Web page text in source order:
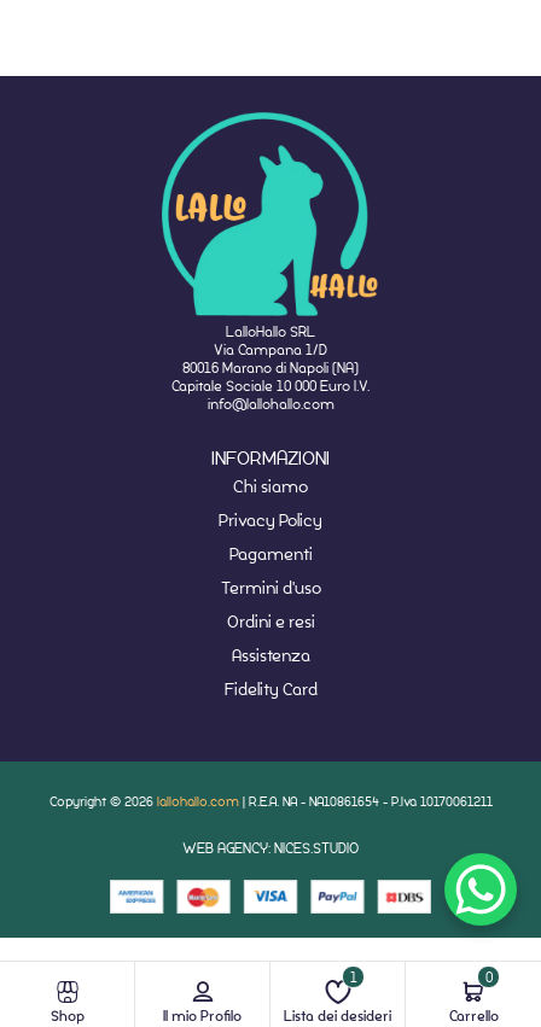
Shop Il mio Profilo Lista dei desideri
1
Carrello
0
LalloHallo SRL
Via Campana 1/D
80016 Marano di Napoli (NA)
Capitale Sociale 10 000 Euro I.V.
info@lallohallo.com
INFORMAZIONI
Chi siamo
Privacy Policy
Pagamenti
Termini d'uso
Ordini e resi
Assistenza
Fidelity Card
Copyright © 2026 lallohallo.com | R.E.A. NA - NA10861654 - P.Iva 10170061211
WEB AGENCY: NICES.STUDIO